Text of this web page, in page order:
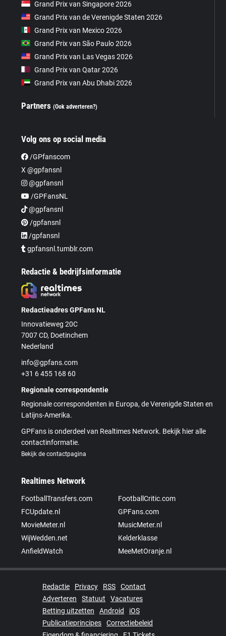
Grand Prix van Singapore 2026
Grand Prix van de Verenigde Staten 2026
Grand Prix van Mexico 2026
Grand Prix van São Paulo 2026
Grand Prix van Las Vegas 2026
Grand Prix van Qatar 2026
Grand Prix van Abu Dhabi 2026
Partners(Ook adverteren?)
Volg ons op social media
/GPfanscom
X @gpfansnl
@gpfansnl
/GPFansNL
@gpfansnl
/gpfansnl
/gpfansnl
gpfansnl.tumblr.com
Redactie & bedrijfsinformatie
Redactieadres GPFans NL
Innovatieweg 20C
7007 CD, Doetinchem
Nederland
info@gpfans.com
+31 6 455 168 60
Regionale correspondentie
Regionale correspondenten in Europa, de Verenigde Staten en
Latijns-Amerika.
GPFans is onderdeel van Realtimes Network. Bekijk hier alle
contactinformatie.
Bekijk de contactpagina
Realtimes Network
FootballTransfers.com
FootballCritic.com
FCUpdate.nl
GPFans.com
MovieMeter.nl
MusicMeter.nl
WijWedden.net
Kelderklasse
AnfieldWatch
MeeMetOranje.nl
Redactie Privacy RSS
Contact
Adverteren
Statuut
Vacatures
Betting uitzetten
Android
iOS
Publicatieprincipes
Correctiebeleid